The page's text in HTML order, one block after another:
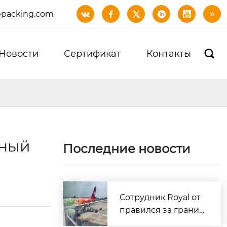
     
Новости Сертификат Контакты 
Последние новости
Сотрудник Royal от
правился за границ